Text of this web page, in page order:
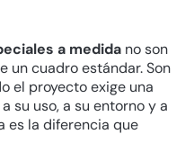
a medida no son
un cuadro estándar. Son
el proyecto exige una
su uso, a su entorno y a
es la diferencia que